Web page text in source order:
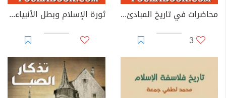
محاضرات في تاريخ المبادئ الاقتصادية والنظامات الأوروبية
3
ثورة الإسلام وبطل الأنبياء: أبو القاسم محمد بن عبد الله